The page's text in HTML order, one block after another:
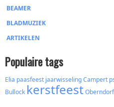
BEAMER
BLADMUZIEK
ARTIKELEN
Populaire tags
Elia paasfeest jaarwisselingCampert
Bullock kerstfeestOberndorf